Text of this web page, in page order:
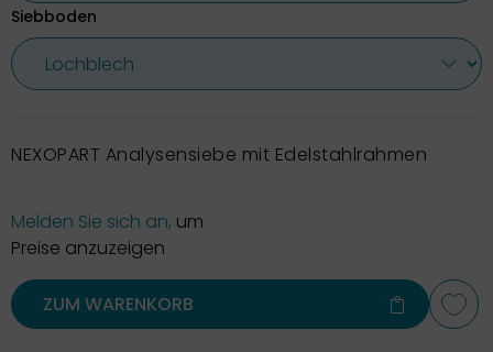
Siebboden
NEXOPART Analysensiebe mit Edelstahlrahmen
Melden Sie sich an, um
Preise anzuzeigen
ZUM WARENKORB